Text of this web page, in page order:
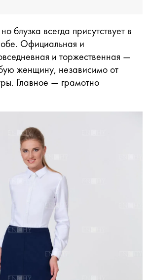
блузка всегда присутствует в
Официальная и
и торжественная —
женщину, независимо от
Главное — грамотно